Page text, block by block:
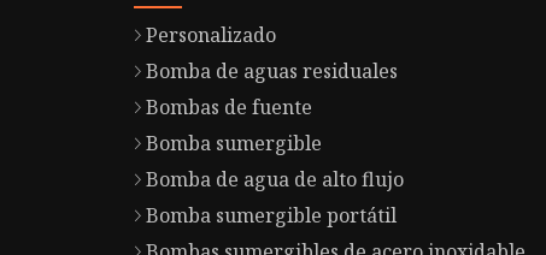
Personalizado
Bomba de aguas residuales
Bombas de fuente
Bomba sumergible
Bomba de agua de alto flujo
Bomba sumergible portátil